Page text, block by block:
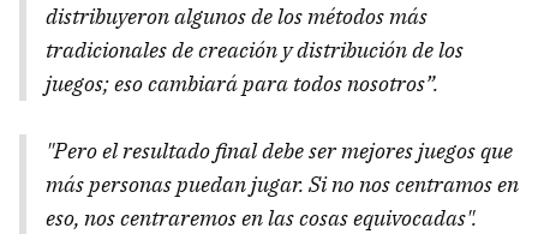
distribuyeron algunos de los métodos más
tradicionales de creación y distribución de los
juegos; eso cambiará para todos nosotros”.
"Pero el resultado final debe ser mejores juegos que
más personas puedan jugar. Si no nos centramos en
eso, nos centraremos en las cosas equivocadas".